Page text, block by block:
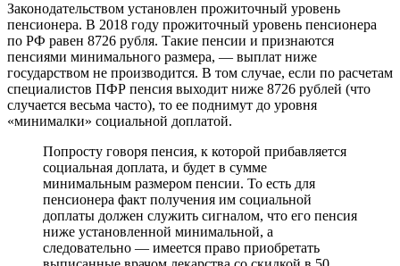
Законодательством установлен прожиточный уровень
пенсионера. В 2018 году прожиточный уровень пенсионера
по РФ равен 8726 рубля. Такие пенсии и признаются
пенсиями минимального размера, — выплат ниже
государством не производится. В том случае, если по расчетам
специалистов ПФР пенсия выходит ниже 8726 рублей (что
случается весьма часто), то ее поднимут до уровня
«минималки» социальной доплатой.
Попросту говоря пенсия, к которой прибавляется
социальная доплата, и будет в сумме
минимальным размером пенсии. То есть для
пенсионера факт получения им социальной
доплаты должен служить сигналом, что его пенсия
ниже установленной минимальной, а
следовательно — имеется право приобретать